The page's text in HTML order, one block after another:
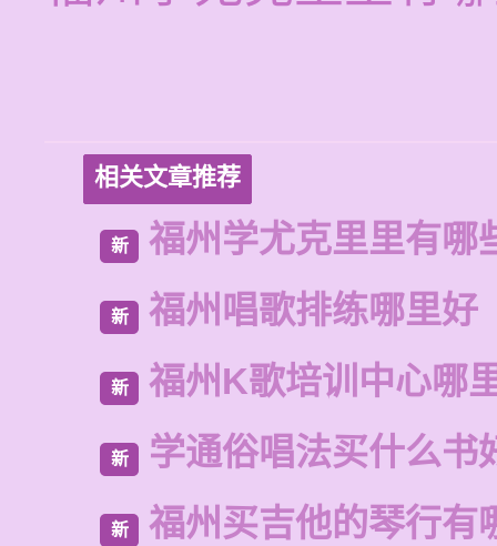
相关文章推荐
新 福州学尤克里里有哪
新 福州唱歌排练哪里好
新 福州K歌培训中心哪
新 学通俗唱法买什么书
新 福州买吉他的琴行有